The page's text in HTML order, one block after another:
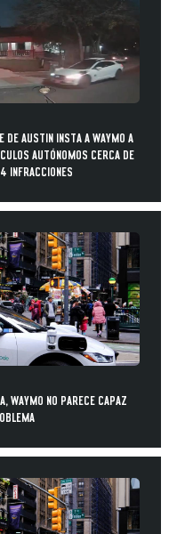
DE AUSTIN INSTA A WAYMO A
AUTÓNOMOS CERCA DE
INFRACCIONES
WAYMO NO PARECE CAPAZ